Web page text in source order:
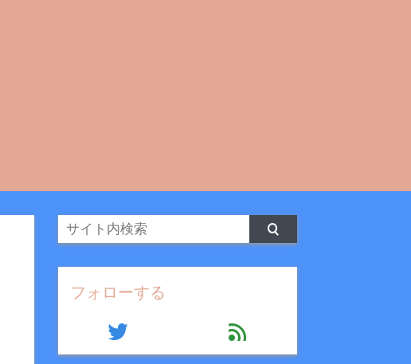
フォローする
twitter feed